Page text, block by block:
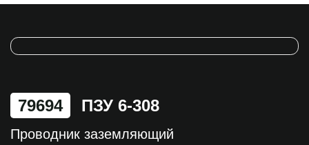
79694 ПЗУ 6-308
Проводник заземляющий